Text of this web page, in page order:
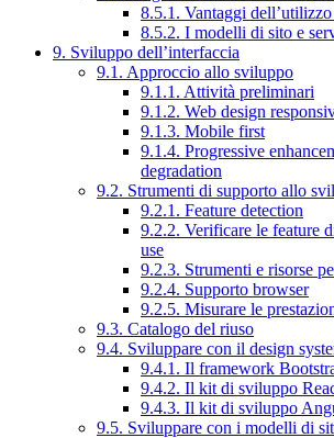
8.5.1. Vantaggi
8.5.2. I modelli di sito e
9. Sviluppo dell’interfaccia
9.1. Approccio allo sviluppo
9.1.1. Attività preliminari
9.1.2. Web design
9.1.3. Mobile first
9.1.4. Progressive
degradation
9.2. Strumenti di supporto allo
9.2.1. Feature detection
9.2.2. Verificare le feature
use
9.2.3. Strumenti e risorse
9.2.4. Supporto browser
9.2.5. Misurare le
9.3. Catalogo del riuso
9.4. Sviluppare con il design
9.4.1. Il framework
9.4.2. Il kit di sviluppo
9.4.3. Il kit di sviluppo
9.5. Sviluppare con i modelli di